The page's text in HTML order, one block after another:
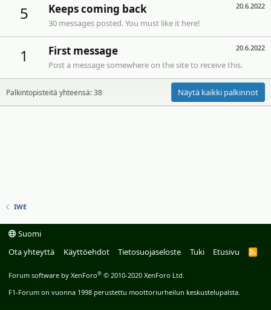
5 20.6.2022
Keeps coming back
30 messages posted. You must like it here!
1 20.6.2022
First message
Post a message somewhere on the site to receive this.
Palkintopisteitä yhteensä: 38 Näytä kaikki palkinnot
IWE
Suomi
Ota yhteyttä
Käyttöehdot Tietosuojaseloste Tuki Etusivu
R
Forum software by XenForo® © 2010-2020 XenForo Ltd.
F1-Forum on vuonna 1998 perustettu moottoriurheilun keskustelupalsta.